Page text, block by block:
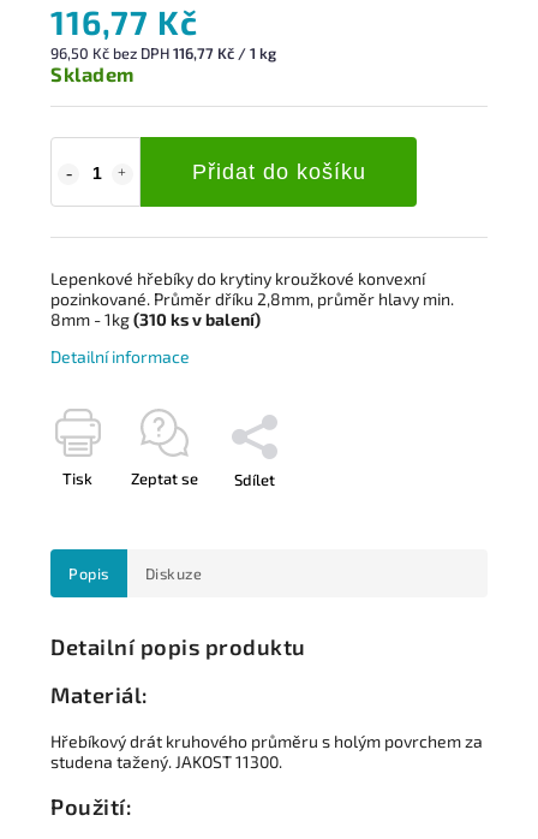
116,77 Kč
96,50 Kč bez DPH116,77 Kč / 1 kg
Skladem
Přidat do košíku
Lepenkové hřebíky do krytiny kroužkové konvexní
pozinkované. Průměr dříku 2,8mm, průměr hlavy min.
8mm - 1kg(310ksv balení)
Detailní informace
Tisk Zeptat se Sdílet
Popis Diskuze
Detailní popis produktu
Materiál:
Hřebíkový drát kruhového průměru s holým povrchem za
studena tažený. JAKOST 11300.
Použití: